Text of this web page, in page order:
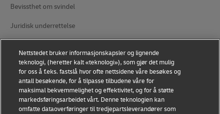
Bevissthet om svindel
Juridisk underrettelse
Personvern
Tilgjengelighet
Tilleggsinformasjon
Nettstedet bruker informasjonskapsler og lignende
teknologi, (heretter kalt «teknologi»), som gjør det mulig
for oss å f.eks. fastslå hvor ofte nettsidene våre besøkes og
antall besøkende, for å tilpasse tilbudene våre for
maksimal bekvemmelighet og effektivitet, og for å støtte
markedsføringsarbeidet vårt. Denne teknologien kan
omfatte dataoverføringer til tredjepartsleverandører som